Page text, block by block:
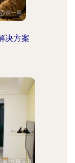
决方案